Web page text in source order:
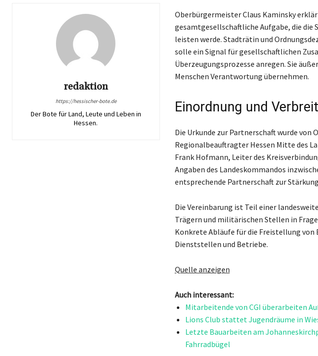
redaktion
https://hessischer-bote.de
Der Bote für Land, Leute und Leben in
Hessen.
Oberbürgermeister Claus Kaminsky
gesamtgesellschaftliche Aufgabe, die
leisten werde. Stadträtin und
solle ein Signal für gesellschaftlichen
Überzeugungsprozesse anregen. Sie
Menschen Verantwortung übernehmen.
Einordnung und
Die Urkunde zur Partnerschaft wurde
Regionalbeauftragter Hessen Mitte des
Frank Hofmann, Leiter des
Angaben des Landeskommandos
entsprechende Partnerschaft zur
Die Vereinbarung ist Teil einer
Trägern und militärischen Stellen in
Konkrete Abläufe für die Freistellung von
Dienststellen und Betriebe.
Quelle anzeigen
Auch interessant:
Mitarbeitende von CGI überarbeiten
Lions Club stattet Jugendräume in
Letzte Bauarbeiten am
Fahrradbügel